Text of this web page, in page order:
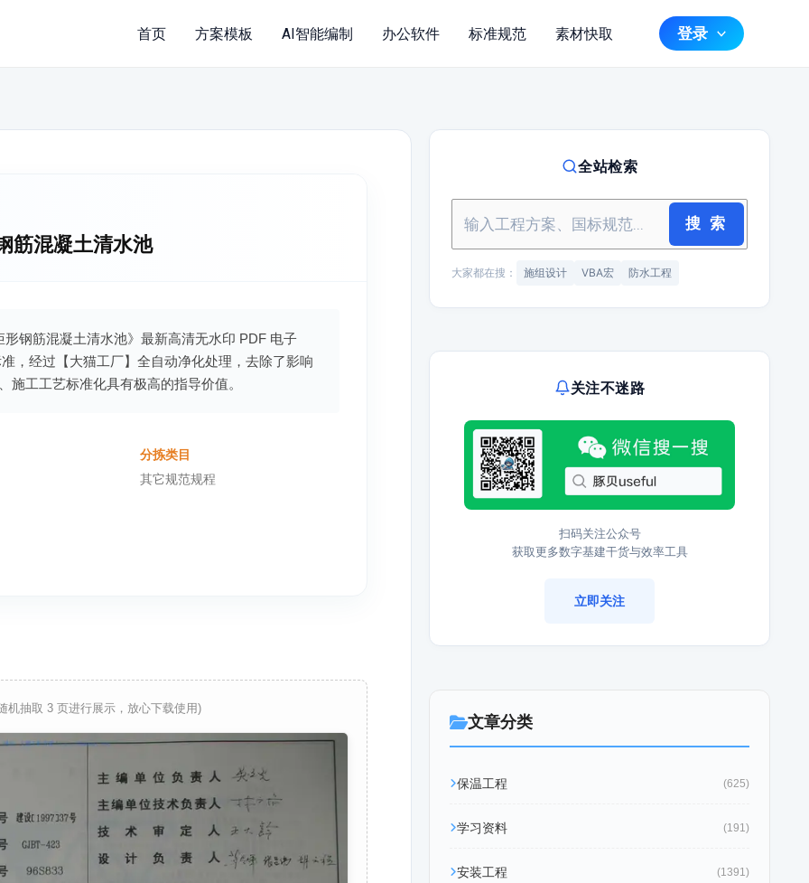
首页 方案模板 AI智能编制 办公软件 标准规范 素材快取 登录
筋混凝土清水池
形钢筋混凝土清水池》最新高清无水印 PDF 电子
，经过【大猫工厂】全自动净化处理，去除了影响
工工艺标准化具有极高的指导价值。
分拣类目
其它规范规程
机抽取 3 页进行展示，放心下载使用)
全站检索
搜 索
大家都在搜： 施组设计 VBA宏 防水工程
关注不迷路
扫码关注公众号
获取更多数字基建干货与效率工具
立即关注
文章分类
保温工程 (625)
学习资料 (191)
安装工程 (1391)